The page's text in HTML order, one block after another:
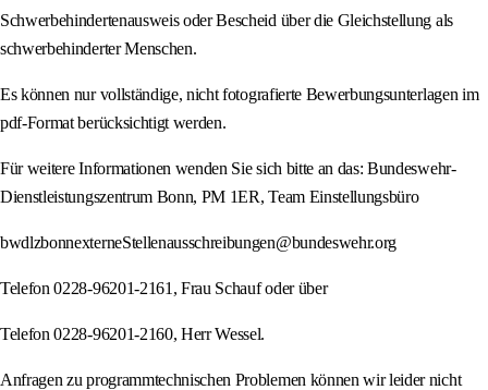
Schwerbehindertenausweis oder Bescheid über die Gleichstellung als
schwerbehinderter Menschen.
Es können nur vollständige, nicht fotografierte Bewerbungsunterlagen im
pdf-Format berücksichtigt werden.
Für weitere Informationen wenden Sie sich bitte an das: Bundeswehr-
Dienstleistungszentrum Bonn, PM 1ER, Team Einstellungsbüro
bwdlzbonnexterneStellenausschreibungen@bundeswehr.org
Telefon 0228-96201-2161, Frau Schauf oder über
Telefon 0228-96201-2160, Herr Wessel.
Anfragen zu programmtechnischen Problemen können wir leider nicht